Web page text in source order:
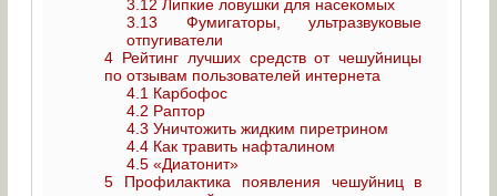
3.12 Липкие ловушки для насекомых
3.13 Фумигаторы, ультразвуковые
отпугиватели
4 Рейтинг лучших средств от чешуйницы
по отзывам пользователей интернета
4.1 Карбофос
4.2 Раптор
4.3 Уничтожить жидким пиретрином
4.4 Как травить нафталином
4.5 «Диатонит»
5 Профилактика появления чешуйниц в